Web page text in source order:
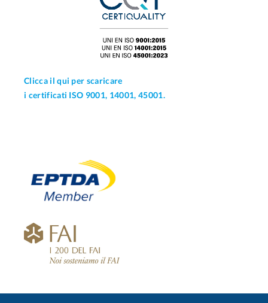
Clicca il qui per scaricare
i certificati ISO 9001, 14001, 45001.